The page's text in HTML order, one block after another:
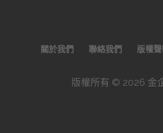
關於我們 聯絡我們 版權
版權所有 © 2026 金